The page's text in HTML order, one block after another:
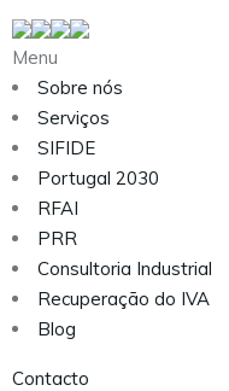
Menu
Sobre nós
Serviços
SIFIDE
Portugal 2030
RFAI
PRR
Consultoria Industrial
Recuperação do IVA
Blog
Contacto